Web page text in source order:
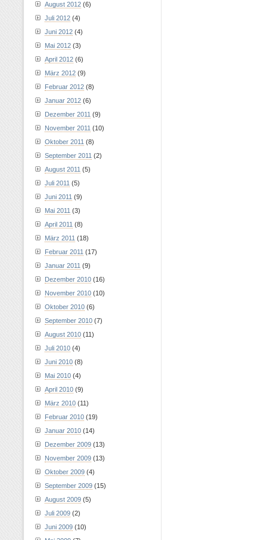
August 2012 (6)
Juli 2012 (4)
Juni 2012 (4)
Mai 2012 (3)
April 2012 (6)
März 2012 (9)
Februar 2012 (8)
Januar 2012 (6)
Dezember 2011 (9)
November 2011 (10)
Oktober 2011 (8)
September 2011 (2)
August 2011 (5)
Juli 2011 (5)
Juni 2011 (9)
Mai 2011 (3)
April 2011 (8)
März 2011 (18)
Februar 2011 (17)
Januar 2011 (9)
Dezember 2010 (16)
November 2010 (10)
Oktober 2010 (6)
September 2010 (7)
August 2010 (11)
Juli 2010 (4)
Juni 2010 (8)
Mai 2010 (4)
April 2010 (9)
März 2010 (11)
Februar 2010 (19)
Januar 2010 (14)
Dezember 2009 (13)
November 2009 (13)
Oktober 2009 (4)
September 2009 (15)
August 2009 (5)
Juli 2009 (2)
Juni 2009 (10)